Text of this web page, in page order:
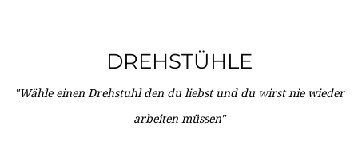
DREHSTÜHLE
"Wähle einen Drehstuhl den du liebst und du wirst nie wieder
arbeiten müssen"